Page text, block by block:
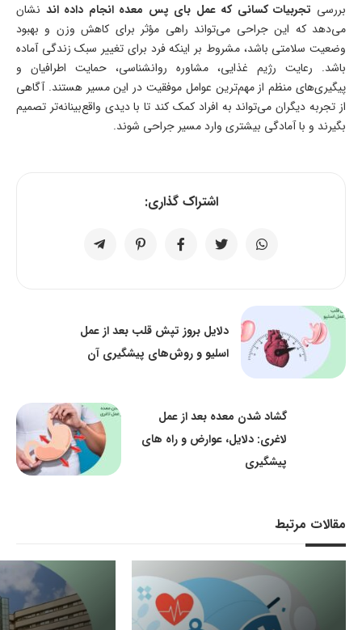
بررسی تجربیات کسانی که عمل بای پس معده انجام داده اند نشان
می‌دهد که این جراحی می‌تواند راهی مؤثر برای کاهش وزن و بهبود
وضعیت سلامتی باشد، مشروط بر اینکه فرد برای تغییر سبک زندگی آماده
باشد. رعایت رژیم غذایی، مشاوره روانشناسی، حمایت اطرافیان و
پیگیری‌های منظم از مهم‌ترین عوامل موفقیت در این مسیر هستند. آگاهی
از تجربه دیگران می‌تواند به افراد کمک کند تا با دیدی واقع‌بینانه‌تر تصمیم
بگیرند و با آمادگی بیشتری وارد مسیر جراحی شوند.
اشتراک گذاری:
دلایل بروز تپش قلب بعد از عمل
اسلیو و روش‌های پیشگیری آن
گشاد شدن معده بعد از عمل
لاغری: دلایل، عوارض و راه های
پیشگیری
مقالات مرتبط